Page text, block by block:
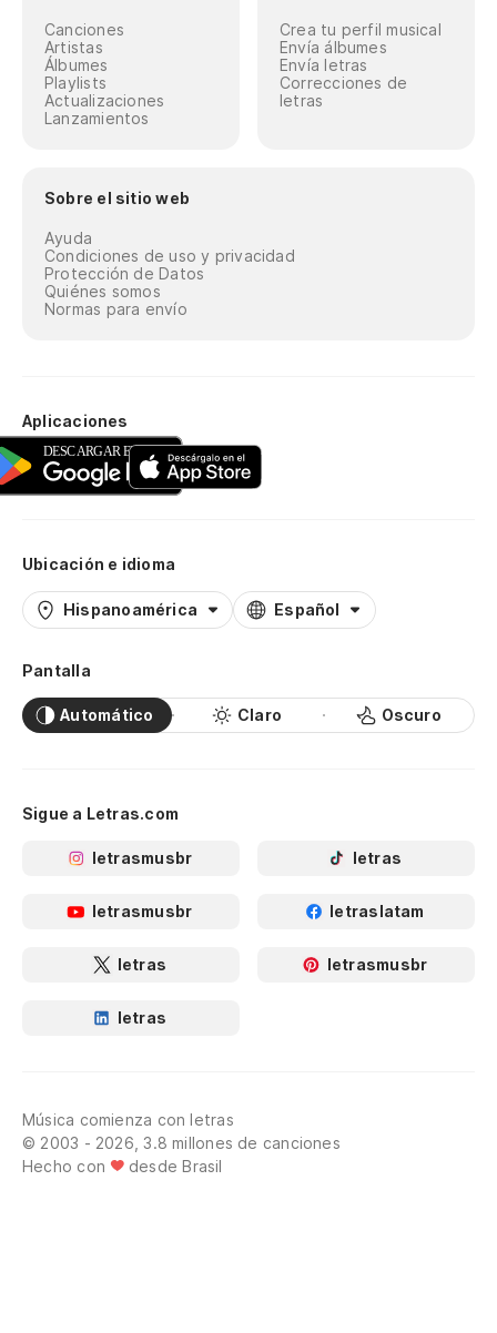
Canciones
Artistas
Álbumes
Playlists
Actualizaciones
Lanzamientos
Crea tu perfil musical
Envía álbumes
Envía letras
Correcciones de
letras
Sobre el sitio web
Ayuda
Condiciones de uso y privacidad
Protección de Datos
Quiénes somos
Normas para envío
Aplicaciones
Ubicación e idioma
Hispanoamérica Español
Pantalla
Automático Claro Oscuro
Sigue a Letras.com
letrasmusbr letras
letrasmusbr letraslatam
letras letrasmusbr
letras
Música comienza con letras
© 2003 - 2026, 3.8 millones de canciones
Hecho con
desde Brasil